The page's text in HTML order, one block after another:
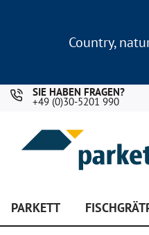
Country,
SIE HABEN FRAGEN?
+49 (0)30-5201 990
PARKETT